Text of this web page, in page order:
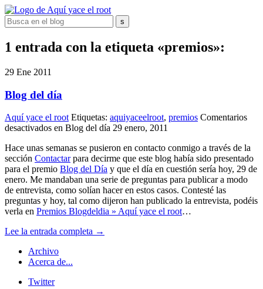
1 entrada con la etiqueta «premios»:
29 Ene 2011
Blog del día
Aquí yace el root Etiquetas: aquiyaceelroot, premios Comentarios
desactivados en Blog del día 29 enero, 2011
Hace unas semanas se pusieron en contacto conmigo a través de la
sección Contactarpara decirme que este blog había sido presentado
para el premio Blog del Día y que el día en cuestión sería hoy, 29 de
enero. Me mandaban una serie de preguntas para publicar a modo
de entrevista, como solían hacer en estos casos. Contesté las
preguntas y hoy, tal como dijeron han publicado la entrevista, podéis
verla en Premios Blogdeldia » Aquí yace el root…
Lee la entrada completa →
Archivo
Acerca de...
Twitter